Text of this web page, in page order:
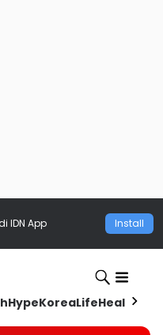
IDN App Install
HypeKoreaLifeHealth